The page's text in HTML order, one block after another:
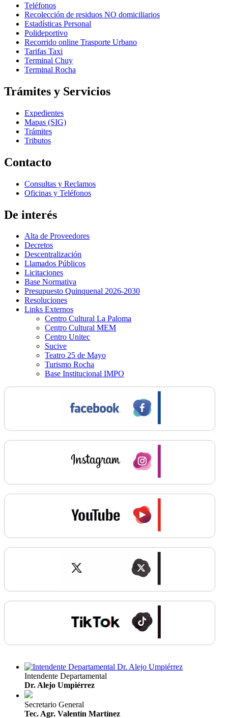
Teléfonos
Recolección de residuos NO domiciliarios
Estadísticas Personal
Polideportivo
Recorrido online Trasporte Urbano
Tarifas Taxi
Terminal Chuy
Terminal Rocha
Trámites y Servicios
Expedientes
Mapas (SIG)
Trámites
Tributos
Contacto
Consultas y Reclamos
Oficinas y Teléfonos
De interés
Alta de Proveedores
Decretos
Descentralización
Llamados Públicos
Licitaciones
Base Normativa
Presupuesto Quinquenal 2026-2030
Resoluciones
Links Externos
Centro Cultural La Paloma
Centro Cultural MEM
Centro Unitec
Sucive
Teatro 25 de Mayo
Turismo Rocha
Base Institucional IMPO
Intendente Departamental
Dr. Alejo Umpiérrez
Secretario General
Tec. Agr. Valentín Martínez